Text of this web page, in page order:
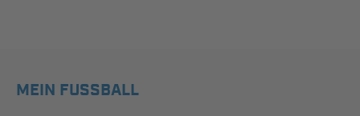
MEIN FUSSBALL